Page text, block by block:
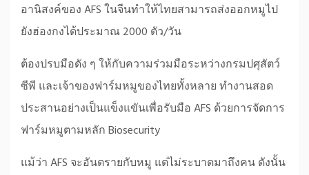
อานิสงค์ของ AFS ในจีนทำให้ไทยสามารถส่งออกหมูไป
ยังฮ่องกงได้ประมาณ 2000 ตัว/วัน
ต้องปรบมือดัง ๆ ให้กับความร่วมมือระหว่างกรมปศุสัตว์
ซีพี และเจ้าของฟาร์มหมูของไทยทั้งหลาย ทำงานสอด
ประสานอย่างเป็นแข็งแขันเพื่อรับมือ AFS ด้วยการจัดการ
ฟาร์มหมูตามหลัก Biosecurity
แม้ว่า AFS จะอันตรายกับหมู แต่ไม่ระบาดมาถึงคน ดังนั้น